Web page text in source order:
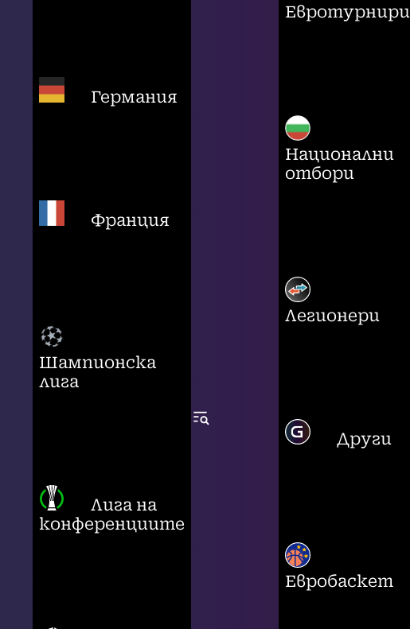
Германия
Франция
Шампионска
лига
Лига на
конференциите
Евротурнири
Национални
отбори
Легионери
Други
Евробаскет